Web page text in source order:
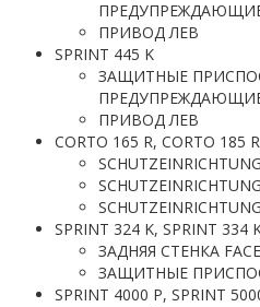
ПРИВОД ЛЕВ
SPRINT 445 K
ЗАЩИТНЫЕ
ПРИВОД ЛЕВ
CORTO 165 R, CORTO 185
SPRINT 324 K, SPRINT 334
ЗАДНЯЯ СТЕНКА
ЗАЩИТНЫЕ
SPRINT 4000 P, SPRINT